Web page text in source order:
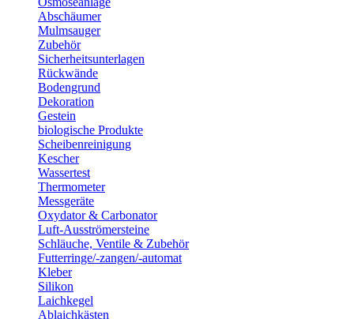
Abschäumer
Mulmsauger
Zubehör
Sicherheitsunterlagen
Rückwände
Bodengrund
Dekoration
Gestein
biologische Produkte
Scheibenreinigung
Kescher
Wassertest
Thermometer
Messgeräte
Oxydator & Carbonator
Luft-Ausströmersteine
Schläuche, Ventile & Zubehör
Futterringe/-zangen/-automat
Kleber
Silikon
Laichkegel
Ablaichkästen